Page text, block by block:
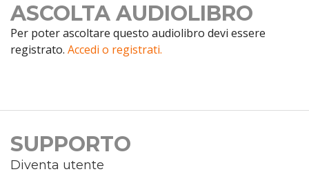
ASCOLTA AUDIOLIBRO
Per poter ascoltare questo audiolibro devi essere
registrato. Accedi o registrati.
SUPPORTO
Diventa utente